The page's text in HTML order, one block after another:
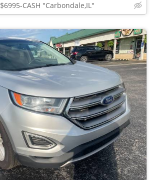
$6995-CASH "Carbondale,IL"